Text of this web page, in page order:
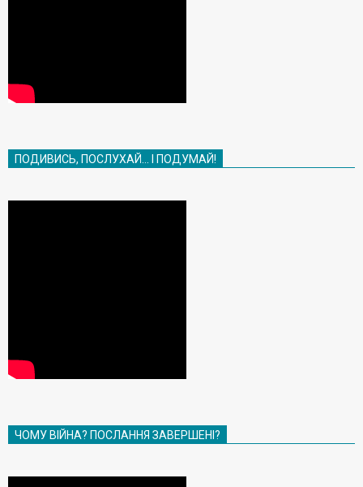
ПОДИВИСЬ, ПОСЛУХАЙ… І ПОДУМАЙ!
ЧОМУ ВІЙНА? ПОСЛАННЯ ЗАВЕРШЕНІ?